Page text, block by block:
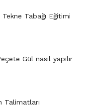
Tabağı Eğitimi
Gül nasıl yapılır
Talimatları